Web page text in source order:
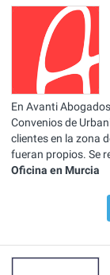
En Avanti
Convenios de
clientes en la zona
fueran propios. Se
Oficina en Murcia